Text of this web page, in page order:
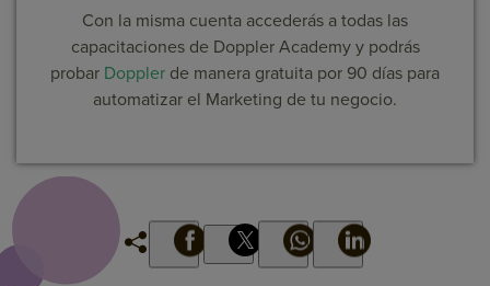
Con la misma cuenta accederás a todas las
capacitaciones de Doppler Academy y podrás
probar Doppler de manera gratuita por 90 días para
automatizar el Marketing de tu negocio.